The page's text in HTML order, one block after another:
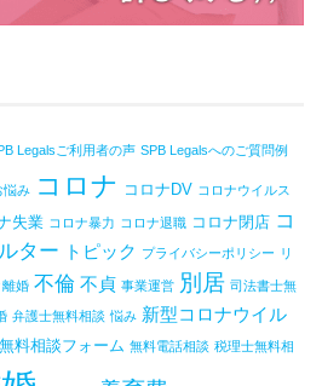
Legalsご利用者の声 SPB Legalsへのご質問例
悩み コロナ コロナDV コロナウイルス
失業 コロナ暴力 コロナ退職 コロナ閉店 コ
ター トピック プライバシーポリシー リ
離婚 不倫 不貞 事業運営 別居 司法書士無
弁護士無料相談 悩み 新型コロナウイル
無料相談フォーム 無料電話相談 税理士無料相